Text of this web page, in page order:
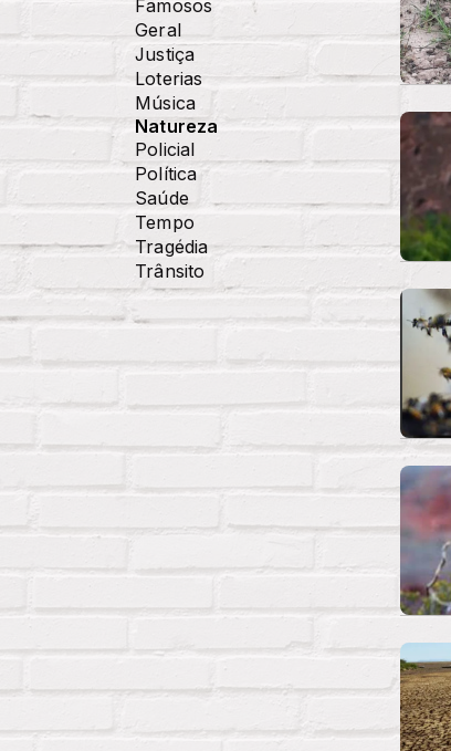
Famosos
Geral
Justiça
Loterias
Música
Natureza
Policial
Política
Saúde
Tempo
Tragédia
Trânsito